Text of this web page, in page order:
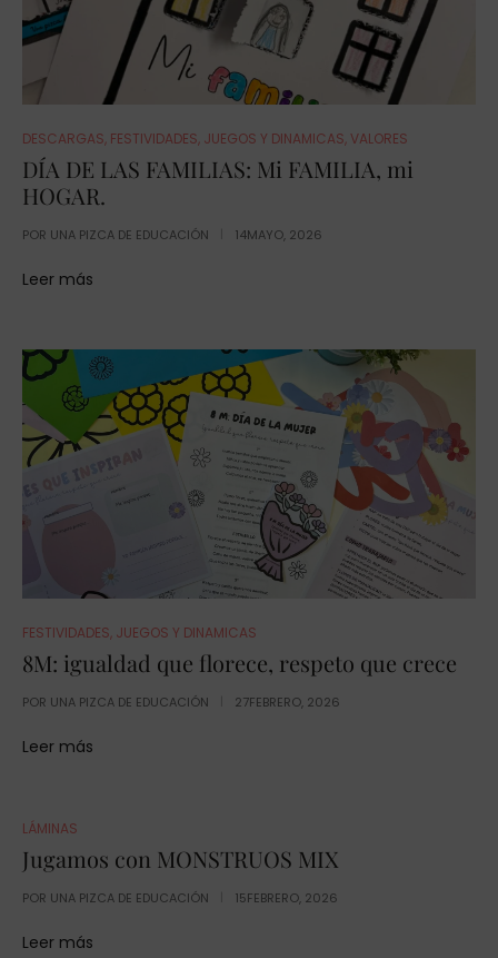
DESCARGAS, FESTIVIDADES, JUEGOS Y DINAMICAS,VALORES
DÍA DE LAS FAMILIAS: Mi FAMILIA, mi
HOGAR.
POR UNA PIZCA DE EDUCACIÓN 14MAYO, 2026
Leer más
FESTIVIDADES, JUEGOS Y DINAMICAS
8M: igualdad que florece, respeto que crece
POR UNA PIZCA DE EDUCACIÓN 27FEBRERO, 2026
Leer más
LÁMINAS
Jugamos con MONSTRUOS MIX
POR UNA PIZCA DE EDUCACIÓN 15FEBRERO, 2026
Leer más